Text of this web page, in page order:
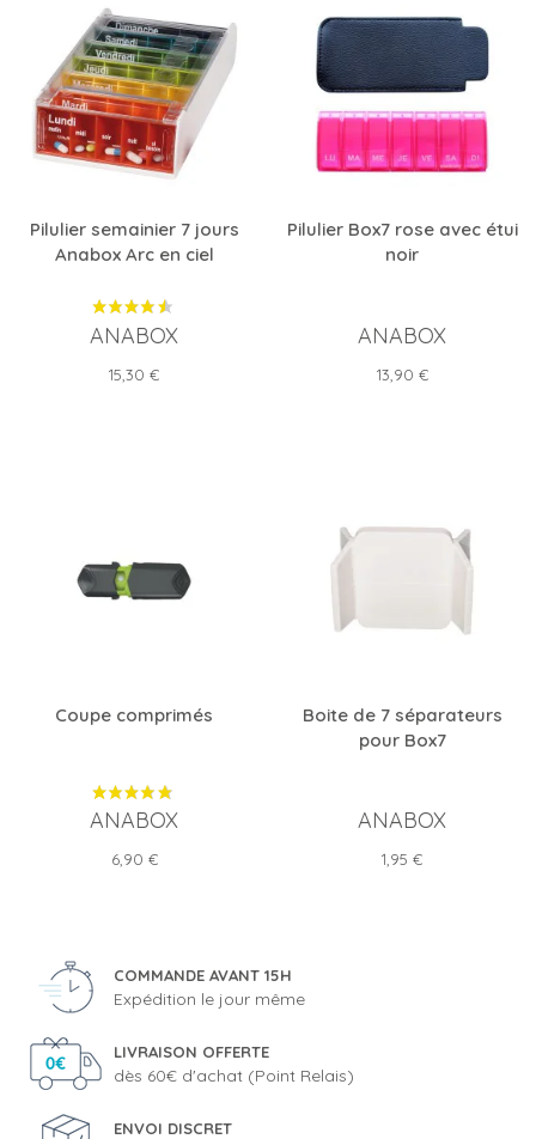
Pilulier semainier 7 jours
Anabox Arc en ciel
ANABOX
Prix
15,30 €
Pilulier Box7 rose avec étui
noir
ANABOX
Prix
13,90 €
Coupe comprimés
ANABOX
Prix
6,90 €
Boite de 7 séparateurs
pour Box7
ANABOX
Prix
1,95 €
COMMANDE AVANT 15H
Expédition le jour même
LIVRAISON OFFERTE
dès 60€ d'achat (Point Relais)
ENVOI DISCRET